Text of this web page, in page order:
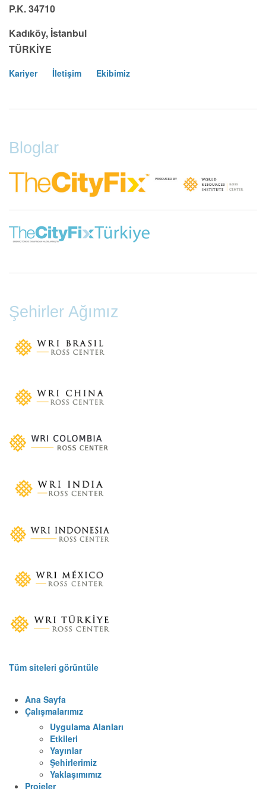
Bloglar
Şehirler Ağımız
Tüm siteleri görüntüle
P.K. 34710
Kadıköy, İstanbul
TÜRKİYE
Kariyer İletişim Ekibimiz
Ana Sayfa
Çalışmalarımız
Uygulama Alanları
Etkileri
Yayınlar
Şehirlerimiz
Yaklaşımımız
Projeler